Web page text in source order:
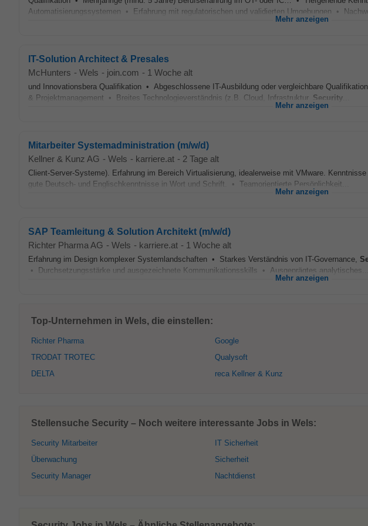
Automatisierungssystemen • Erfahrung mit regulatorischen und validierten Umgebungen •
Mehr anzeigen
IT-Solution Architect & Presales
McHunters - Wels - join.com - 1 Woche alt
und Innovationsbera Qualifikation • Abgeschlossene IT-Ausbildung oder vergleichbare
& Projektmanagement • Breites Technologieverständnis (z.B. Cloud, Infrastruktur, Security
Mehr anzeigen
Mitarbeiter Systemadministration (m/w/d)
Kellner & Kunz AG - Wels - karriere.at - 2 Tage alt
Client-Server-Systeme). Erfahrung im Bereich Virtualisierung, idealerweise mit VMware.
gute Deutsch- und Englischkenntnisse in Wort und Schrift. • Teamorientierte Persönlichkeit...
Mehr anzeigen
SAP Teamleitung & Solution Architekt (m/w/d)
Richter Pharma AG - Wels - karriere.at - 1 Woche alt
Erfahrung im Design komplexer Systemlandschaften • Starkes Verständnis von IT-Governance,
• Durchsetzungsstärke und ausgezeichnete Kommunikationsskills • Ausgeprägtes analytisches...
Mehr anzeigen
Top-Unternehmen in Wels, die einstellen:
Richter Pharma
TRODAT TROTEC
DELTA
Google
Qualysoft
reca Kellner & Kunz
Stellensuche Security – Noch weitere interessante Jobs in Wels:
Security Mitarbeiter
Überwachung
Security Manager
IT Sicherheit
Sicherheit
Nachtdienst